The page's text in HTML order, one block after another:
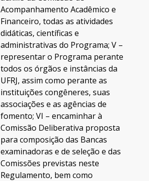
Acompanhamento Acadêmico e
Financeiro, todas as atividades
didáticas, científicas e
administrativas do Programa; V –
representar o Programa perante
todos os órgãos e instâncias da
UFRJ, assim como perante as
instituições congêneres, suas
associações e as agências de
fomento; VI – encaminhar à
Comissão Deliberativa proposta
para composição das Bancas
examinadoras e de seleção e das
Comissões previstas neste
Regulamento, bem como